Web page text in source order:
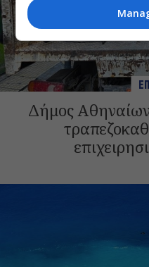
Δήμος